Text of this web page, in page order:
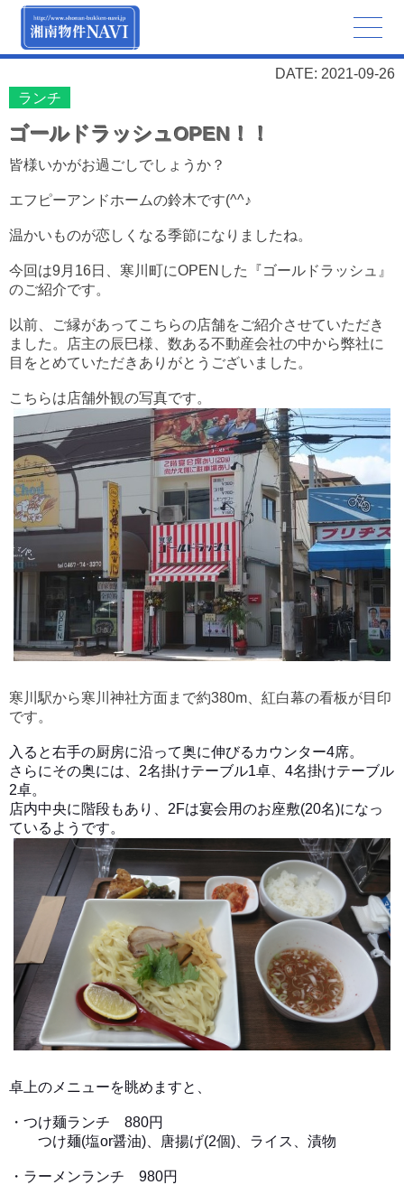
DATE: 2021-09-26
ランチ
ゴールドラッシュOPEN！！
皆様いかがお過ごしでしょうか？
エフピーアンドホームの鈴木です(^^♪
温かいものが恋しくなる季節になりましたね。
今回は9月16日、寒川町にOPENした『ゴールドラッシュ』
のご紹介です。
以前、ご縁があってこちらの店舗をご紹介させていただき
ました。店主の辰巳様、数ある不動産会社の中から弊社に
目をとめていただきありがとうございました。
こちらは店舗外観の写真です。
寒川駅から寒川神社方面まで約380m、紅白幕の看板が目印
です。
入ると右手の厨房に沿って奥に伸びるカウンター4席。
さらにその奥には、2名掛けテーブル1卓、4名掛けテーブル
2卓。
店内中央に階段もあり、2Fは宴会用のお座敷(20名)になっ
ているようです。
卓上のメニューを眺めますと、
・つけ麺ランチ 880円
つけ麺(塩or醤油)、唐揚げ(2個)、ライス、漬物
・ラーメンランチ 980円